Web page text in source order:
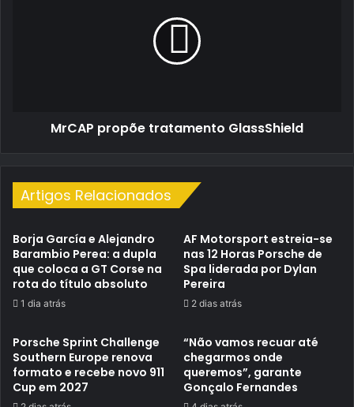
MrCAP propõe tratamento GlassShield
Artigos Relacionados
Borja García e Alejandro
Barambio Perea: a dupla
que coloca a GT Corse na
rota do título absoluto
1 dia atrás
AF Motorsport estreia-se
nas 12 Horas Porsche de
Spa liderada por Dylan
Pereira
2 dias atrás
Porsche Sprint Challenge
Southern Europe renova
formato e recebe novo 911
Cup em 2027
“Não vamos recuar até
chegarmos onde
queremos”, garante
Gonçalo Fernandes